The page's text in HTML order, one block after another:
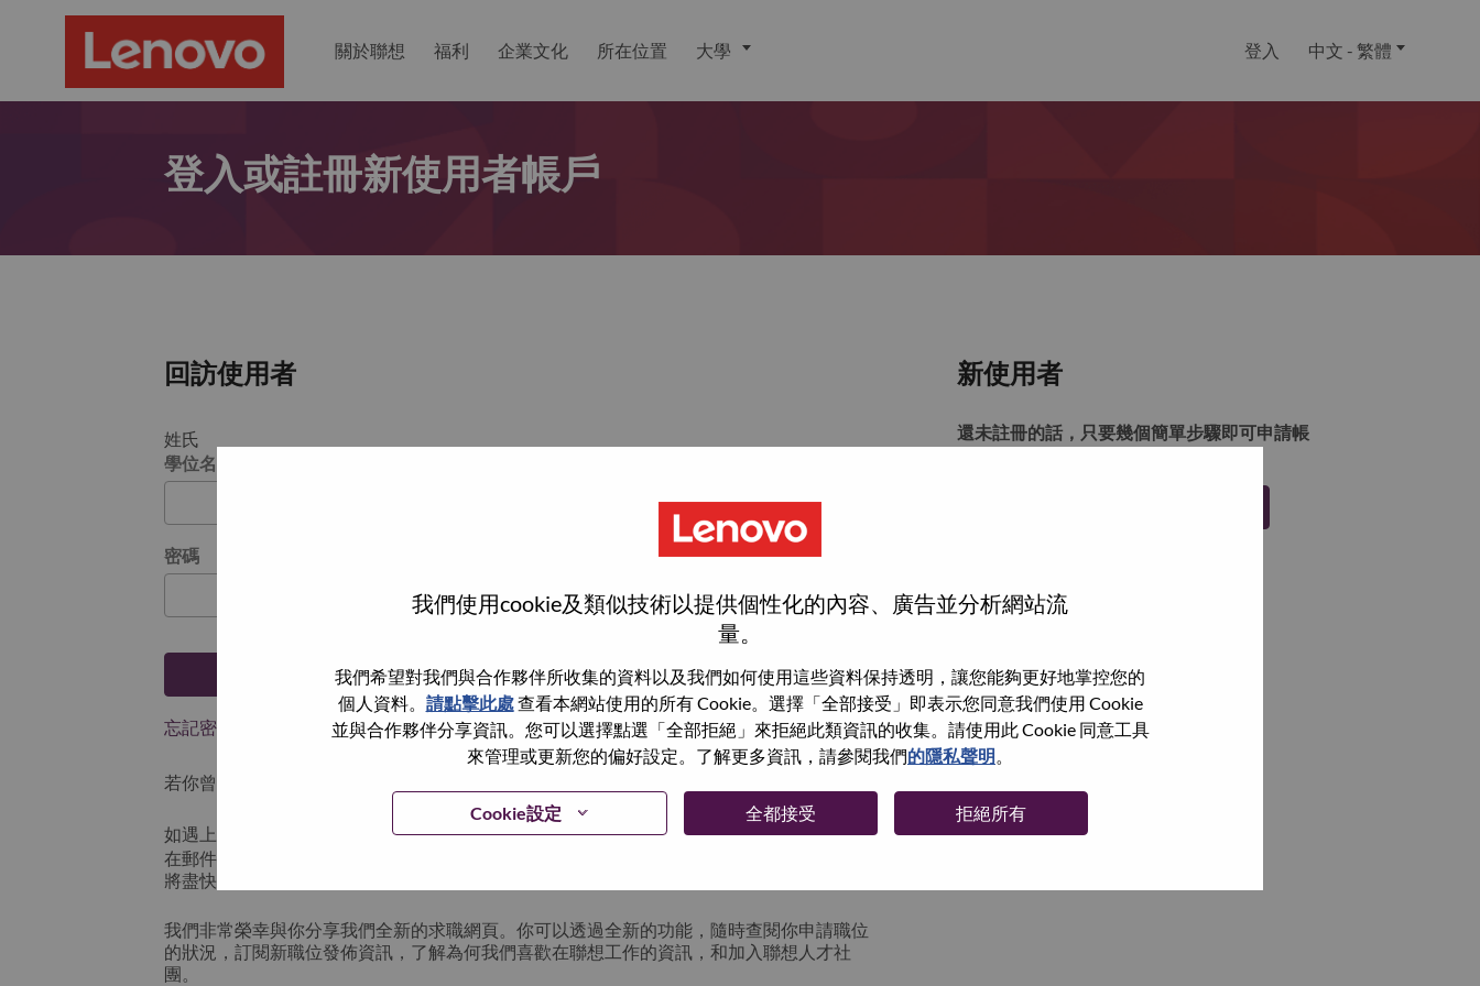
我們使用cookie及類似技術以提供個性化的內容、廣告並分析網站流
量。
我們希望對我們與合作夥伴所收集的資料以及我們如何使用這些資料保持透明，讓您能夠更好地掌控您的
個人資料。 請點擊此處查看本網站使用的所有 Cookie。選擇「全部接受」即表示您同意我們使用 Cookie
並與合作夥伴分享資訊。您可以選擇點選「全部拒絕」來拒絕此類資訊的收集。請使用此 Cookie 同意工具
來管理或更新您的偏好設定。了解更多資訊，請參閱我們的隱私聲明。
Cookie設定 全都接受 拒絕所有
關於聯想 福利 企業文化 所在位置 大學 登入 中文 - 繁體
登入或註冊新使用者帳戶
回訪使用者
姓氏
學位名稱
密碼
登入
忘記密碼了？
若你曾使用你的電子郵件申請我們的職位，你可以選擇”忘記密碼”重新設定你的登入資料
如遇上登入問題，或無法建立帳號。請連絡我們的人力資源部門hrsupport@lenovo.com請
在郵件的主題寫上 “Application login issue” 及在郵件中例明你遇到的問題和附上截圖。我們
將盡快與你聯絡。
我們非常榮幸與你分享我們全新的求職網頁。你可以透過全新的功能，隨時查閱你申請職位
的狀況，訂閱新職位發佈資訊，了解為何我們喜歡在聯想工作的資訊，和加入聯想人才社
團。
新使用者
還未註冊的話，只要幾個簡單步驟即可申請帳